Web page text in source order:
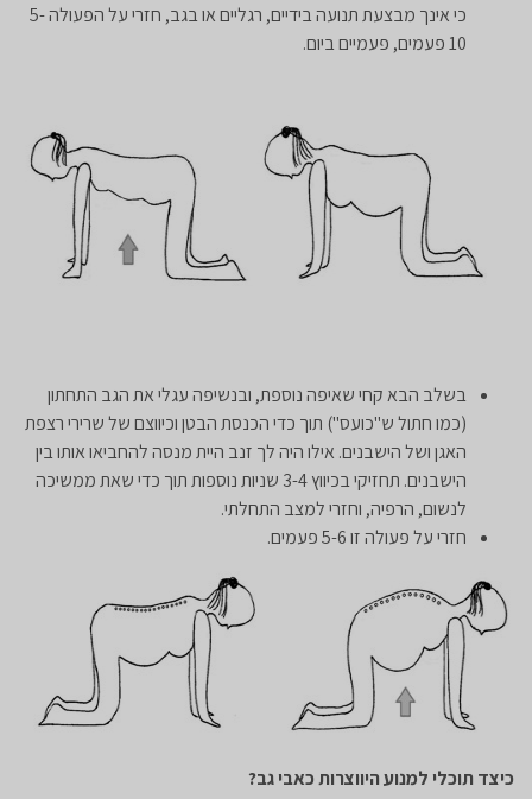
כי אינך מבצעת תנועה בידיים, רגליים או בגב, חזרי על הפעולה 5-
10 פעמים, פעמיים ביום.
בשלב הבא קחי שאיפה נוספת, ובנשיפה עגלי את הגב התחתון
(כמו חתול ש"כועס") תוך כדי הכנסת הבטן וכיווצם של שרירי רצפת
האגן ושל הישבנים. אילו היה לך זנב היית מנסה להחביאו אותו בין
הישבנים. תחזיקי בכיווץ 3-4 שניות נוספות תוך כדי שאת ממשיכה
לנשום, הרפיה, וחזרי למצב התחלתי.
חזרי על פעולה זו 5-6 פעמים.
כיצד תוכלי למנוע היווצרות כאבי גב?